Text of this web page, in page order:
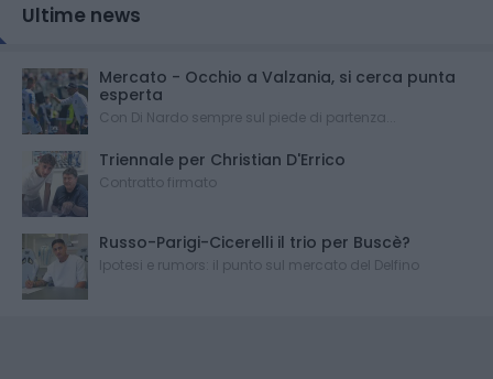
Ultime news
Mercato - Occhio a Valzania, si cerca punta
esperta
Con Di Nardo sempre sul piede di partenza...
Triennale per Christian D'Errico
Contratto firmato
Russo-Parigi-Cicerelli il trio per Buscè?
Ipotesi e rumors: il punto sul mercato del Delfino